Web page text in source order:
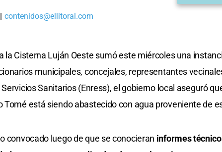
| contenidos@ellitoral.com
la Cisterna Luján Oeste sumó este miércoles una
municipales, concejales, representantes
Sanitarios (Enress), el gobierno local aseguró
Tomé está siendo abastecido con agua proveniente de
convocado luego de que se conocieran informes